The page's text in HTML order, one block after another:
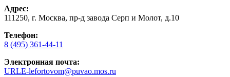
Адрес:
111250, г. Москва, пр-д завода Серп и Молот, д.10
Телефон:
8 (495) 361-44-11
Электронная почта:
URLE-lefortovom@puvao.mos.ru